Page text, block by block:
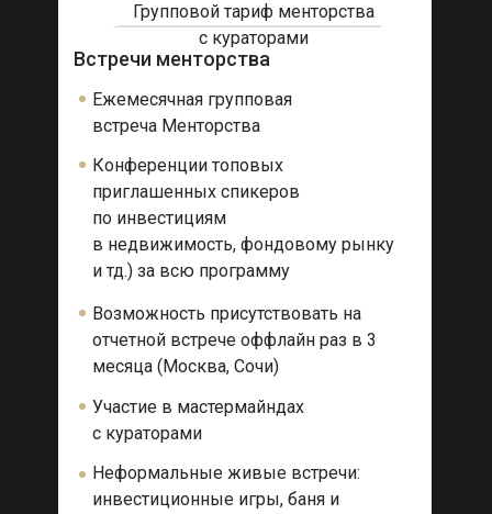
Групповой тариф менторства
с кураторами
Ежемесячная групповая
встреча Менторства
Встречи менторства
Конференции топовых
приглашенных спикеров
по инвестициям
в недвижимость, фондовому рынку
и тд.) за всю программу
Возможность присутствовать на
отчетной встрече оффлайн раз в 3
месяца (Москва, Сочи)
Участие в мастермайндах
с кураторами
Неформальные живые встречи:
инвестиционные игры, баня и